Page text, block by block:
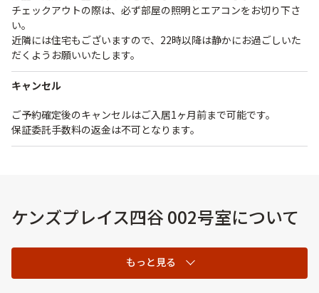
チェックアウトの際は、必ず部屋の照明とエアコンをお切り下さ
い。
近隣には住宅もございますので、22時以降は静かにお過ごしいた
だくようお願いいたします。
キャンセル
ご予約確定後のキャンセルはご入居1ヶ月前まで可能です。
保証委託手数料の返金は不可となります。
ケンズプレイス四谷 002号室について
もっと見る